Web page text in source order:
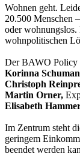
Wohnen geht.
20.500 Menschen
oder wohnungslos.
wohnpolitischen
Der BAWO Policy
Korinna
Christoph
Martin Orner,
Elisabeth
Im Zentrum steht
geringem
beendet werden